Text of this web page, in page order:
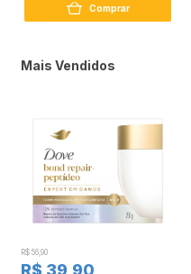
Comprar
Mais Vendidos
R$ 56,90
R$ 39,90